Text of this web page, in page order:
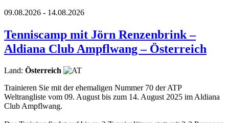
09.08.2026 - 14.08.2026
Tenniscamp mit Jörn Renzenbrink –
Aldiana Club Ampflwang – Österreich
Land: Österreich
Trainieren Sie mit der ehemaligen Nummer 70 der ATP
Weltrangliste vom 09. August bis zum 14. August 2025 im Aldiana
Club Ampflwang.